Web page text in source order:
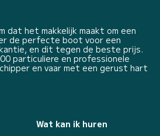
dat het makkelijk maakt om een
de perfecte boot voor een
en dit tegen de beste prijs.
particuliere en professionele
en vaar met een gerust hart
Wat kan ik huren